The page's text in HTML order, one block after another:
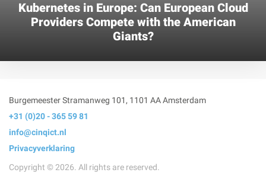
Kubernetes in Europe: Can European Cloud
Providers Compete with the American
Giants?
Burgemeester Stramanweg 101 , 1101 AAAmsterdam
+31 (0)20 - 365 59 81
info@cinqict.nl
Privacyverklaring
Copyright © 2026. All rights are reserved.